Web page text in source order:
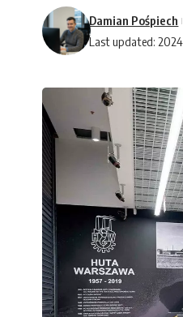
Last updated:
Damian Pośpiech